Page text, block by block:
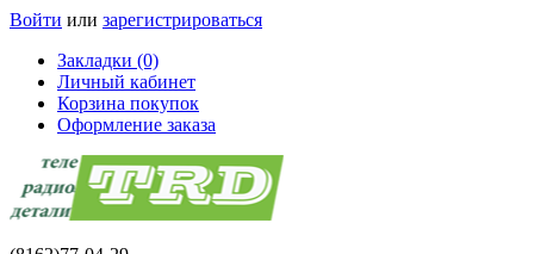
Войти или зарегистрироваться
Закладки (0)
Личный кабинет
Корзина покупок
Оформление заказа